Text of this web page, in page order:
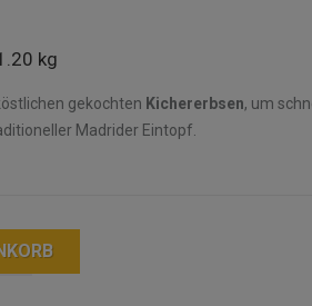
kg
gekochten Kichererbsen, um
Madrider Eintopf.